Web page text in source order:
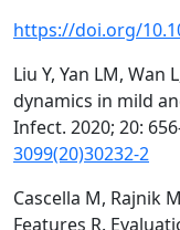
https://doi.org/
Liu Y, Yan LM, Wan
dynamics in mild
Infect. 2020; 20:
3099(20)30232-2
Cascella M, Rajnik
Features R.